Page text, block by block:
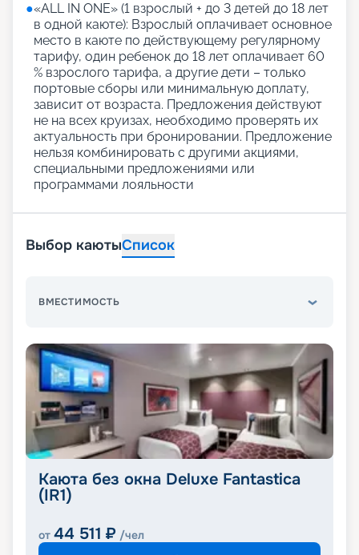
●«АLL IN ONE» (1 взрослый + до 3 детей до 18 лет
в одной каюте): Взрослый оплачивает основное
место в каюте по действующему регулярному
тарифу, один ребенок до 18 лет оплачивает 60
% взрослого тарифа, а другие дети – только
портовые сборы или минимальную доплату,
зависит от возраста. Предложения действуют
не на всех круизах, необходимо проверять их
актуальность при бронировании. Предложение
нельзя комбинировать с другими акциями,
специальными предложениями или
программами лояльности
Выбор каютыСписок
ВМЕСТИМОСТЬ
Каюта без окна Deluxe Fantastica
(IR1)
от 44 511 ₽ /чел